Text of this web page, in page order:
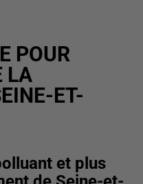
POUR
LA
ET-
et plus